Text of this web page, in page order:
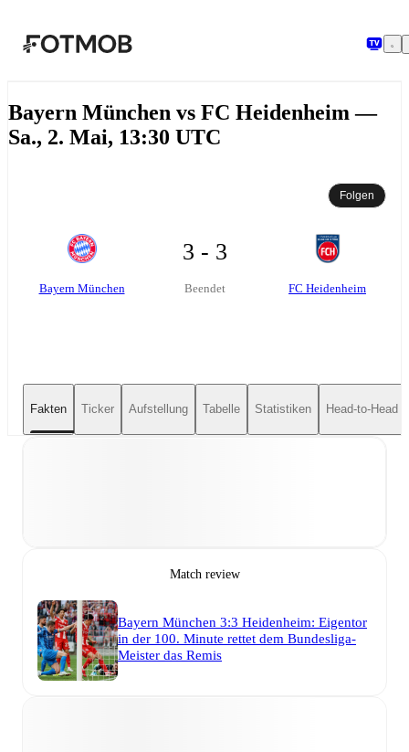
Bayern München vs FC Heidenheim —
Sa., 2. Mai, 13:30 UTC
Folgen
Bayern München
3 - 3
Beendet FC Heidenheim
Fakten Ticker Aufstellung Tabelle Statistiken Head-to-Head
Match review
Bayern München 3:3 Heidenheim: Eigentor
in der 100. Minute rettet dem Bundesliga-
Meister das Remis